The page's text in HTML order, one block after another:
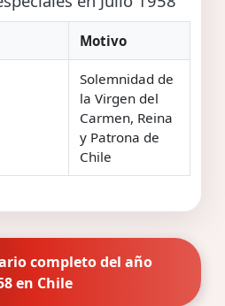
Motivo
Solemnidad de
la Virgen del
Carmen, Reina
y Patrona de
Chile
completo del año
en Chile